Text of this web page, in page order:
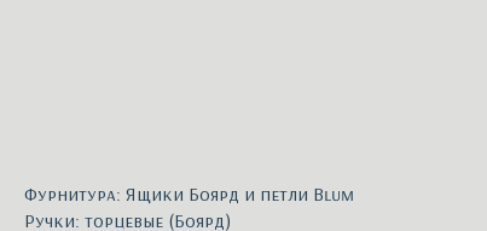
Фурнитура: Ящики Боярд и петли Blum
Ручки: торцевые (Боярд)